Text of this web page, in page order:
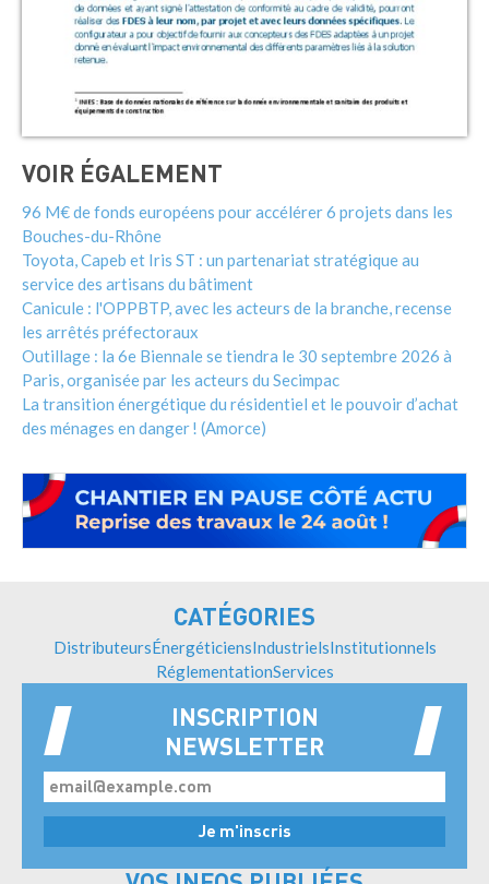
VOIR ÉGALEMENT
96 M€ de fonds européens pour accélérer 6 projets dans les
Bouches-du-Rhône
Toyota, Capeb et Iris ST : un partenariat stratégique au
service des artisans du bâtiment
Canicule : l'OPPBTP, avec les acteurs de la branche, recense
les arrêtés préfectoraux
Outillage : la 6e Biennale se tiendra le 30 septembre 2026 à
Paris, organisée par les acteurs du Secimpac
La transition énergétique du résidentiel et le pouvoir d’achat
des ménages en danger ! (Amorce)
CATÉGORIES
DistributeursÉnergéticiensIndustrielsInstitutionnels
RéglementationServices
INSCRIPTION
NEWSLETTER